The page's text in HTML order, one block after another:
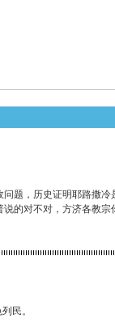
题，历史证明耶路撒
的对不对，方济各教宗
民。